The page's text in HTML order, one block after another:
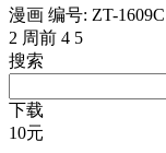
漫画 编号: ZT-
2 周前 4 5
搜索
下载
10元